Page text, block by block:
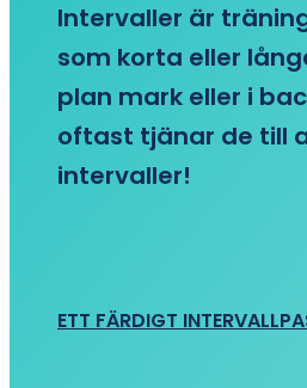
Intervaller är
som korta eller
plan mark eller i
oftast tjänar de till
intervaller!
ETT FÄRDIGT